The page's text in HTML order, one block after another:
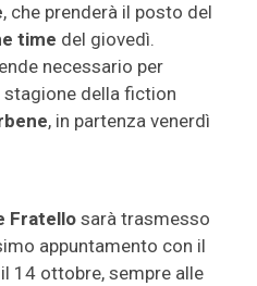
, che prenderà il posto del
time del giovedì.
necessario per
stagione della fiction
, in partenza venerdì
Fratellosarà trasmesso
appuntamento con il
14 ottobre, sempre alle